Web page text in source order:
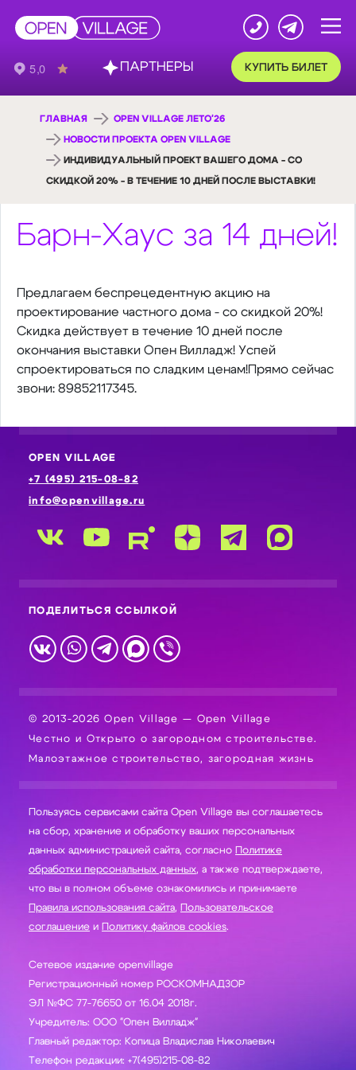
КУПИТЬ БИЛЕТ
ГЛАВНАЯ OPEN VILLAGE ЛЕТО'26
НОВОСТИ ПРОЕКТА OPEN VILLAGE
ИНДИВИДУАЛЬНЫЙ ПРОЕКТ ВАШЕГО ДОМА - СО
СКИДКОЙ 20% - В ТЕЧЕНИЕ 10 ДНЕЙ ПОСЛЕ ВЫСТАВКИ!
Барн-Хаус за 14 дней!
Предлагаем беспрецедентную акцию на
проектирование частного дома - со скидкой 20%!
Скидка действует в течение 10 дней после
окончания выставки Опен Вилладж! Успей
спроектироваться по сладким ценам!Прямо сейчас
звони: 89852117345.
OPEN VILLAGE
+7 (495) 215-08-82
info@openvillage.ru
ПОДЕЛИТЬСЯ ССЫЛКОЙ
© 2013-2026 Open Village — Open Village
Честно и Открыто о загородном строительстве.
Малоэтажное строительство, загородная жизнь
Пользуясь сервисами сайта Open Village вы соглашаетесь
на сбор, хранение и обработку ваших персональных
данных администрацией сайта, согласно Политике
обработки персональных данных, а также подтверждаете,
что вы в полном объеме ознакомились и принимаете
Правила использования сайта, Пользовательское
соглашение и Политику файлов cookies.
Сетевое издание openvillage
Регистрационный номер РОСКОМНАДЗОР
ЭЛ №ФС 77-76650 от 16.04 2018г.
Учредитель: ООО "Опен Вилладж"
Главный редактор: Копица Владислав Николаевич
Телефон редакции: +7(495)215-08-82